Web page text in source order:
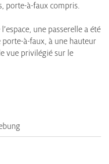
porte-à-faux compris.
une passerelle a été
à-faux, à une hauteur
vue privilégié sur le